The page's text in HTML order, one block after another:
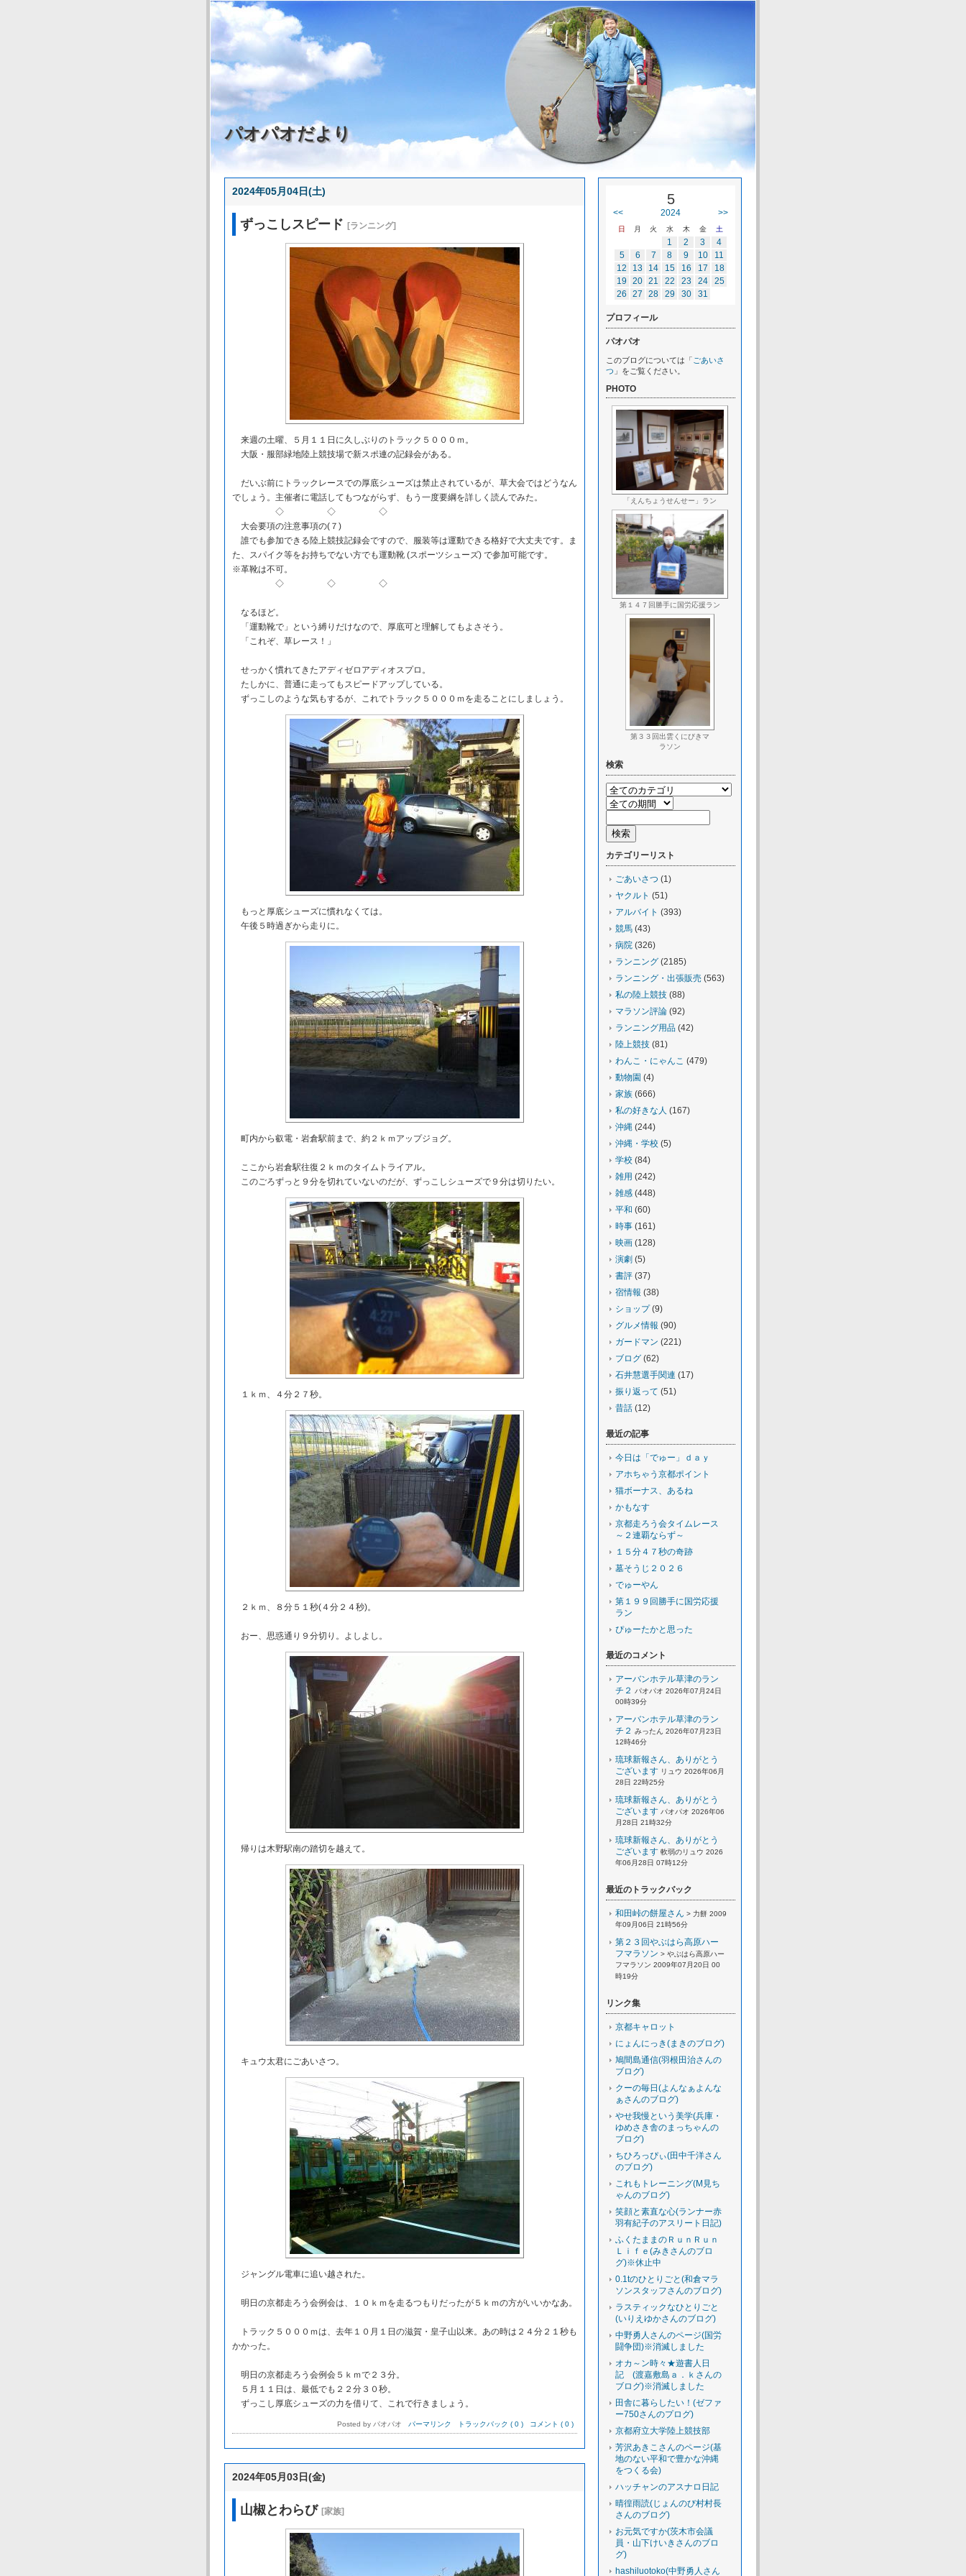
パオパオだより
2024年05月04日(土)
ずっこしスピード [ランニング]
来週の土曜、５月１１日に久しぶりのトラック５０００ｍ。
大阪・服部緑地陸上競技場で新スポ連の記録会がある。
だいぶ前にトラックレースでの厚底シューズは禁止されているが、草大会ではどうなん
でしょう。主催者に電話してもつながらず、もう一度要綱を詳しく読んでみた。
◇ ◇ ◇
大会要項の注意事項の(７)
誰でも参加できる陸上競技記録会ですので、服装等は運動できる格好で大丈夫です。ま
た、スパイク等をお持ちでない方でも運動靴 (スポーツシューズ) で参加可能です。
※革靴は不可。
◇ ◇ ◇
なるほど。
「運動靴で」という縛りだけなので、厚底可と理解してもよさそう。
「これぞ、草レース！」
せっかく慣れてきたアディゼロアディオスプロ。
たしかに、普通に走ってもスピードアップしている。
ずっこしのような気もするが、これでトラック５０００ｍを走ることにしましょう。
もっと厚底シューズに慣れなくては。
午後５時過ぎから走りに。
町内から叡電・岩倉駅前まで、約２ｋｍアップジョグ。
ここから岩倉駅往復２ｋｍのタイムトライアル。
このごろずっと９分を切れていないのだが、ずっこしシューズで９分は切りたい。
１ｋｍ、４分２７秒。
２ｋｍ、８分５１秒(４分２４秒)。
おー、思惑通り９分切り。よしよし。
帰りは木野駅南の踏切を越えて。
キュウ太君にごあいさつ。
ジャングル電車に追い越された。
明日の京都走ろう会例会は、１０ｋｍを走るつもりだったが５ｋｍの方がいいかなあ。
トラック５０００ｍは、去年１０月１日の滋賀・皇子山以来。あの時は２４分２１秒も
かかった。
明日の京都走ろう会例会５ｋｍで２３分。
５月１１日は、最低でも２２分３０秒。
ずっこし厚底シューズの力を借りて、これで行きましょう。
Posted by パオパオ パーマリンク トラックバック ( 0 ) コメント ( 0 )
2024年05月03日(金)
山椒とわらび [家族]
5
<< 2024 >>
日 月 火 水 木 金 土
1 2 3
4
5
6 7 8 9 10
11
12
13 14 15 16 17
18
19
20 21 22 23 24
25
26
27 28 29 30 31
プロフィール
パオパオ
このブログについては「 ごあいさ
つ 」をご覧ください。
PHOTO
「えんちょうせんせー」ラン
第１４７回勝手に国労応援ラン
第３３回出雲くにびきマ
ラソン
検索
カテゴリーリスト
ごあいさつ (1)
ヤクルト (51)
アルバイト (393)
競馬 (43)
病院 (326)
ランニング (2185)
ランニング・出張販売 (563)
私の陸上競技 (88)
マラソン評論 (92)
ランニング用品 (42)
陸上競技 (81)
わんこ・にゃんこ (479)
動物園 (4)
家族 (666)
私の好きな人 (167)
沖縄 (244)
沖縄・学校 (5)
学校 (84)
雑用 (242)
雑感 (448)
平和 (60)
時事 (161)
映画 (128)
演劇 (5)
書評 (37)
宿情報 (38)
ショップ(9)
グルメ情報 (90)
ガードマン (221)
ブログ (62)
石井慧選手関連 (17)
振り返って (51)
昔話 (12)
最近の記事
今日は「でゅー」ｄａｙ
アホちゃう京都ポイント
猫ボーナス、あるね
かもなす
京都走ろう会タイムレース
～２連覇ならず～
１５分４７秒の奇跡
墓そうじ２０２６
でゅーやん
第１９９回勝手に国労応援
ラン
ぴゅーたかと思った
最近のコメント
アーバンホテル草津のラン
チ２
パオパオ 2026年07月24日
00時39分
アーバンホテル草津のラン
チ２ みったん 2026年07月23日
12時46分
琉球新報さん、ありがとう
ございます リュウ 2026年06月
28日 22時25分
琉球新報さん、ありがとう
ございます パオパオ 2026年06
月28日 21時32分
琉球新報さん、ありがとう
ございます 軟弱のリュウ 2026
年06月28日 07時12分
最近のトラックバック
和田峠の餅屋さん > 力餅 2009
年09月06日 21時56分
第２３回やぶはら高原ハー
フマラソン > やぶはら高原ハー
フマラソン 2009年07月20日 00
時19分
リンク集
京都キャロット
にょんにっき(まきのブログ)
鳩間島通信(羽根田治さんの
ブログ)
クーの毎日(よんなぁよんな
ぁさんのブログ)
やせ我慢という美学(兵庫・
ゆめさき舎のまっちゃんの
ブログ)
ちひろっぴぃ(田中千洋さん
のブログ)
これもトレーニング(M見ち
ゃんのブログ)
笑顔と素直な心(ランナー赤
羽有紀子のアスリート日記)
ふくたままのＲｕｎＲｕｎ
Ｌｉｆｅ(みきさんのブロ
グ)※休止中
0.1tのひとりごと(和倉マラ
ソンスタッフさんのブログ)
ラスティックなひとりごと
(いりえゆかさんのブログ)
中野勇人さんのページ(国労
闘争団)※消滅しました
オカ～ン時々★遊書人日
記 (渡嘉敷島ａ．ｋさんの
ブログ)※消滅しました
田舎に暮らしたい！(ゼファ
ー750さんのプログ)
京都府立大学陸上競技部
芳沢あきこさんのページ(基
地のない平和で豊かな沖縄
をつくる会)
ハッチャンのアスナロ日記
晴徨雨読(じょんのび村村長
さんのブログ)
お元気ですか(茨木市会議
員・山下けいきさんのブロ
グ)
hashiluotoko(中野勇人さん